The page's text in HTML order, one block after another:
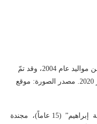
صورة رقم (8)- الطفلة “سلطانة بكر” من مواليد عام 2004، وقد تمّ
الحصول عليها بتاريخ 15 كانون الثاني/يناير 2020. مصدر الصورة: موقع
وفي حالة ثالثة، مازالت الطفلة “عائشة إبراهيم” (15 عاماً)، مجندة